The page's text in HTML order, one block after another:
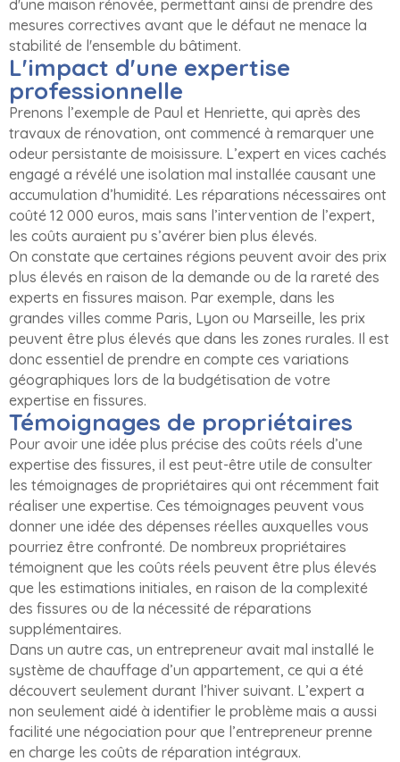
d'une maison rénovée, permettant ainsi de prendre des
mesures correctives avant que le défaut ne menace la
stabilité de l'ensemble du bâtiment.
L'impact d'une expertise
professionnelle
Prenons l’exemple de Paul et Henriette, qui après des
travaux de rénovation, ont commencé à remarquer une
odeur persistante de moisissure. L’expert en vices cachés
engagé a révélé une isolation mal installée causant une
accumulation d’humidité. Les réparations nécessaires ont
coûté 12 000 euros, mais sans l’intervention de l’expert,
les coûts auraient pu s’avérer bien plus élevés.
On constate que certaines régions peuvent avoir des prix
plus élevés en raison de la demande ou de la rareté des
experts en fissures maison. Par exemple, dans les
grandes villes comme Paris, Lyon ou Marseille, les prix
peuvent être plus élevés que dans les zones rurales. Il est
donc essentiel de prendre en compte ces variations
géographiques lors de la budgétisation de votre
expertise en fissures.
Témoignages de propriétaires
Pour avoir une idée plus précise des coûts réels d’une
expertise des fissures, il est peut-être utile de consulter
les témoignages de propriétaires qui ont récemment fait
réaliser une expertise. Ces témoignages peuvent vous
donner une idée des dépenses réelles auxquelles vous
pourriez être confronté. De nombreux propriétaires
témoignent que les coûts réels peuvent être plus élevés
que les estimations initiales, en raison de la complexité
des fissures ou de la nécessité de réparations
supplémentaires.
Dans un autre cas, un entrepreneur avait mal installé le
système de chauffage d’un appartement, ce qui a été
découvert seulement durant l’hiver suivant. L’expert a
non seulement aidé à identifier le problème mais a aussi
facilité une négociation pour que l’entrepreneur prenne
en charge les coûts de réparation intégraux.